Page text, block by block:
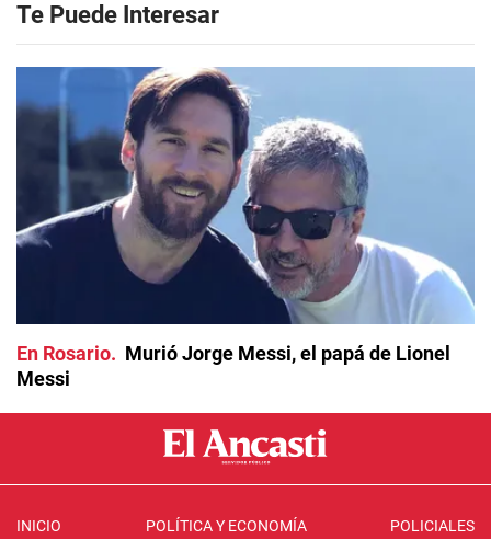
Te Puede Interesar
En Rosario
Murió Jorge Messi, el papá de Lionel
Messi
INICIO POLÍTICA Y ECONOMÍA POLICIALES